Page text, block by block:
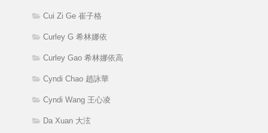
Cui Zi Ge 崔子格
Curley G 希林娜依
Curley Gao 希林娜依高
Cyndi Chao 趙詠華
Cyndi Wang 王心凌
Da Xuan 大泫